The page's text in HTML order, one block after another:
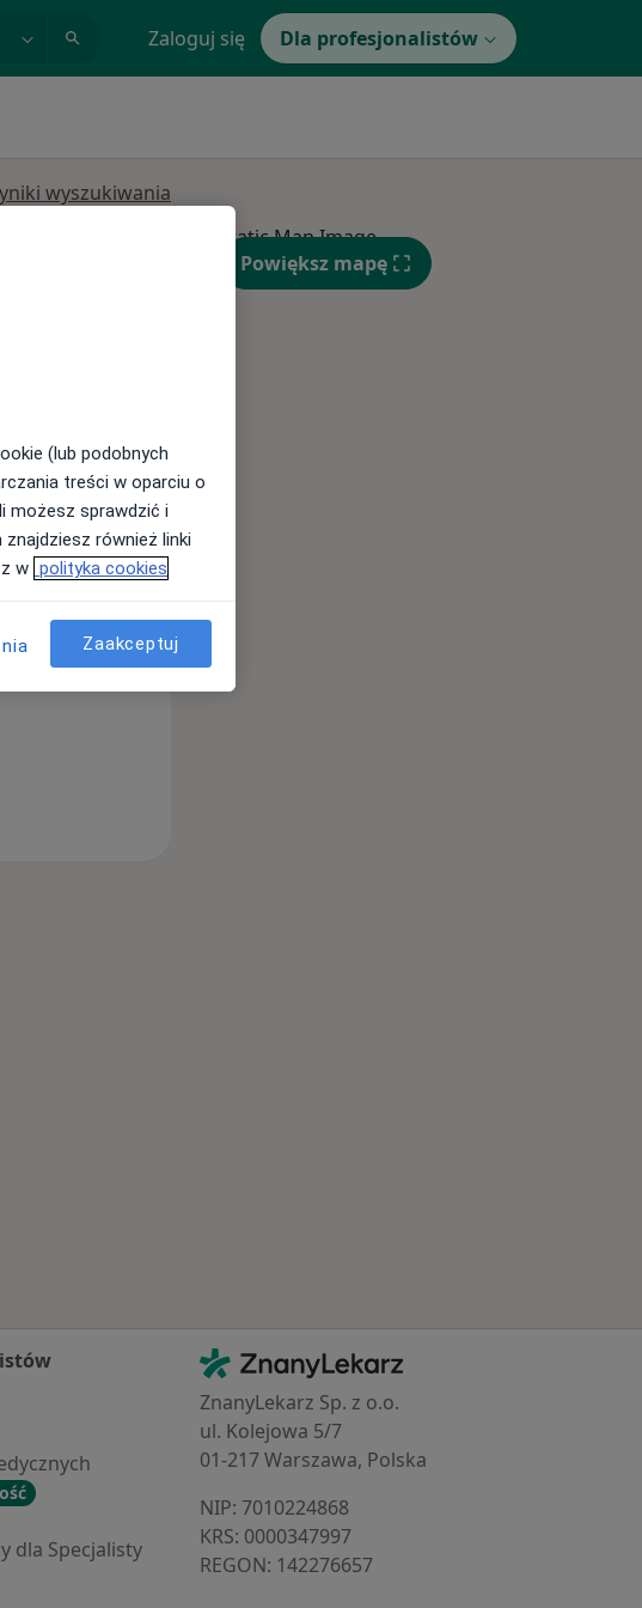
Zaloguj się Dla profesjonalistów
wyszukiwania
Powiększ mapę
dla Specjalisty
Kontakt
ZnanyLekarz - Strona główna
ZnanyLekarz Sp. z o.o.
ul. Kolejowa 5/7
01-217 Warszawa, Polska
NIP: ⁠7010224868
KRS: ⁠0000347997
REGON: ⁠142276657
(lub podobnych
treści w oparciu o
możesz sprawdzić i
również linki
w polityka cookies
Zaakceptuj